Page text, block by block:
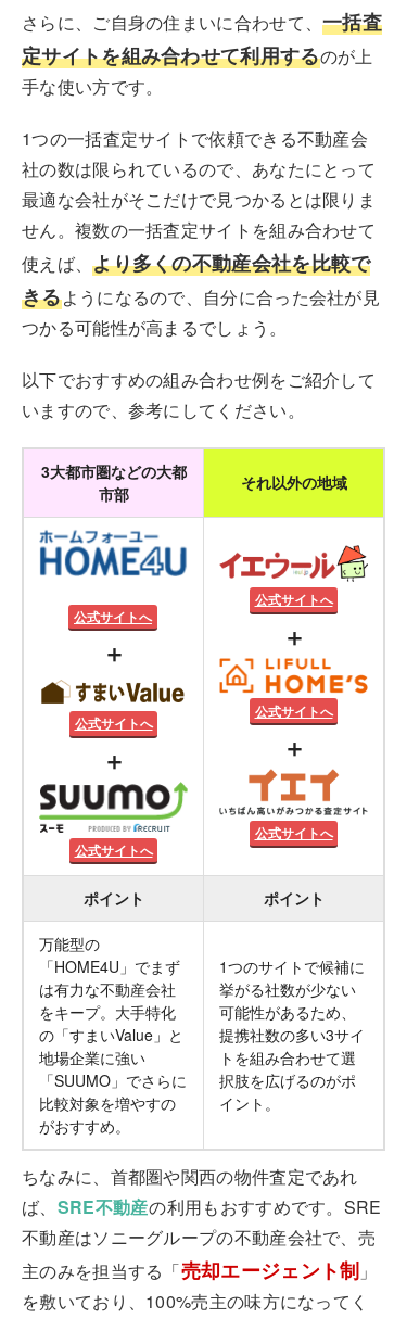
さらに、ご自身の住まいに合わせて、一括査
定サイトを組み合わせて利用するのが上
手な使い方です。
1つの一括査定サイトで依頼できる不動産会
社の数は限られているので、あなたにとって
最適な会社がそこだけで見つかるとは限りま
せん。複数の一括査定サイトを組み合わせて
使えば、より多くの不動産会社を比較で
きるようになるので、自分に合った会社が見
つかる可能性が高まるでしょう。
以下でおすすめの組み合わせ例をご紹介して
いますので、参考にしてください。
3大都市圏などの大都
市部
それ以外の地域
公式サイトへ
＋
公式サイトへ
＋
公式サイトへ
公式サイトへ
＋
公式サイトへ
＋
公式サイトへ
ポイント ポイント
万能型の
「HOME4U」でまず
は有力な不動産会社
をキープ。大手特化
の「すまいValue」と
地場企業に強い
「SUUMO」でさらに
比較対象を増やすの
がおすすめ。
1つのサイトで候補に
挙がる社数が少ない
可能性があるため、
提携社数の多い3サイ
トを組み合わせて選
択肢を広げるのがポ
イント。
ちなみに、首都圏や関西の物件査定であれ
ば、 SRE不動産の利用もおすすめです。SRE
不動産はソニーグループの不動産会社で、売
主のみを担当する「売却エージェント制 」
を敷いており、100%売主の味方になってく